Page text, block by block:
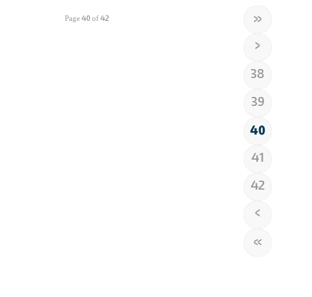
Page 40 of 42
«
‹
38
39
40
41
42
›
»